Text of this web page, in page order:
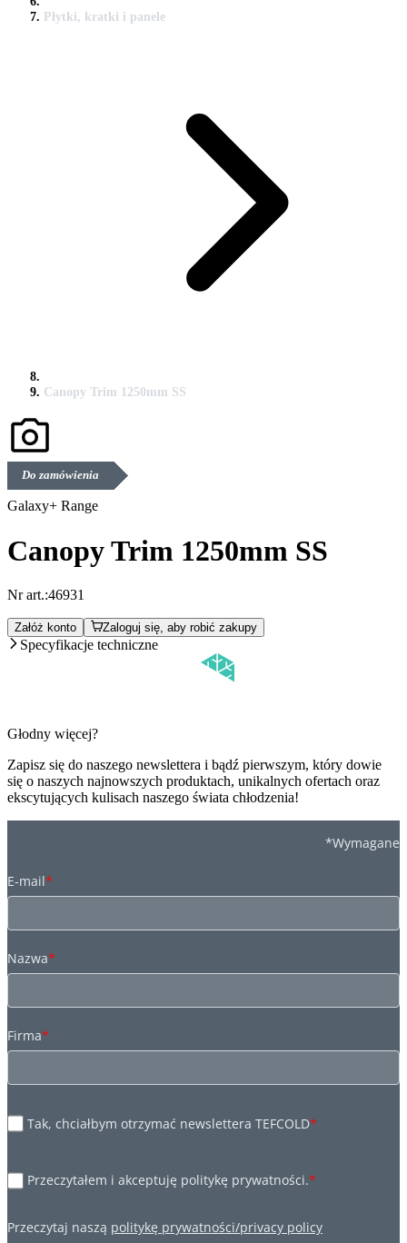
Płytki, kratki i panele
Canopy Trim 1250mm SS
Do zamówienia
Galaxy+ Range
Canopy Trim 1250mm SS
Nr art.:46931
Załóż konto Zaloguj się, aby robić zakupy
Specyfikacje techniczne
Głodny więcej?
Zapisz się do naszego newslettera i bądź pierwszym, który dowie
się o naszych najnowszych produktach, unikalnych ofertach oraz
ekscytujących kulisach naszego świata chłodzenia!
*Wymagane
E-mail*
Nazwa*
Firma*
Tak, chciałbym otrzymać newslettera TEFCOLD*
Przeczytałem i akceptuję politykę prywatności.*
Przeczytaj naszą politykę prywatności/privacy policy